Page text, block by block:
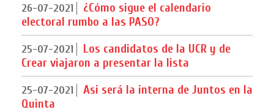
26-07-2021
¿Cómo sigue el calendario
electoral rumbo a las PASO?
25-07-2021
Los candidatos de la UCR y de
Crear viajaron a presentar la lista
25-07-2021
Asi será la interna de Juntos en la
Quinta